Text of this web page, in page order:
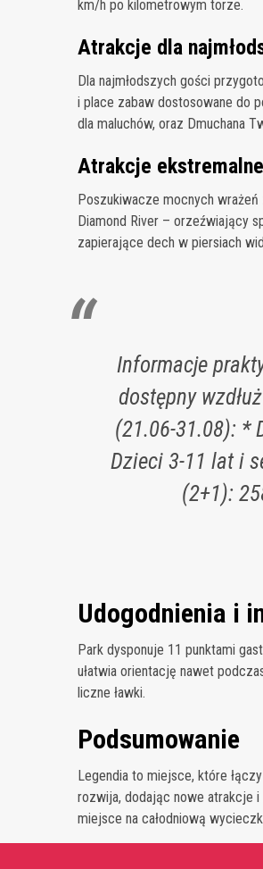
km/h po kilometrowym torze.
Atrakcje dla
Dla najmłodszych gości
i place zabaw dostosowane do
dla maluchów, oraz Dmuchana
Atrakcje ekstremalne
Poszukiwacze mocnych
Diamond River – orzeźwiający
zapierające dech w piersiach
Informacje
dostępny
(21.06-31.08): *
Dzieci 3-11 lat i
(2+1):
Udogodnienia i
Park dysponuje 11 punktami
ułatwia orientację nawet
liczne ławki.
Podsumowanie
Legendia to miejsce, które
rozwija, dodając nowe atrakcje i
miejsce na całodniową